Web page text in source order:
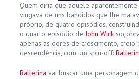
Quem diria que aquele
vingava de uns bandidos que lhe
próprio, de quatro episódios,
o quarto episódio deJohn Wick
apenas as dores de crescimento,
descendência, com um spin-off:
Ballerina vai buscar uma personagem